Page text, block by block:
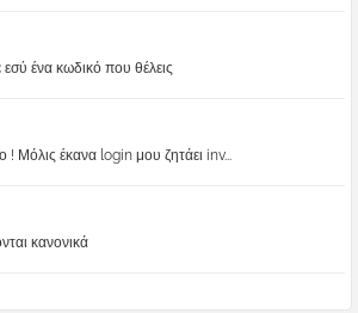
ένα κωδικό που θέλεις
! Μόλις έκανα login μου ζητάει inv...
κανονικά